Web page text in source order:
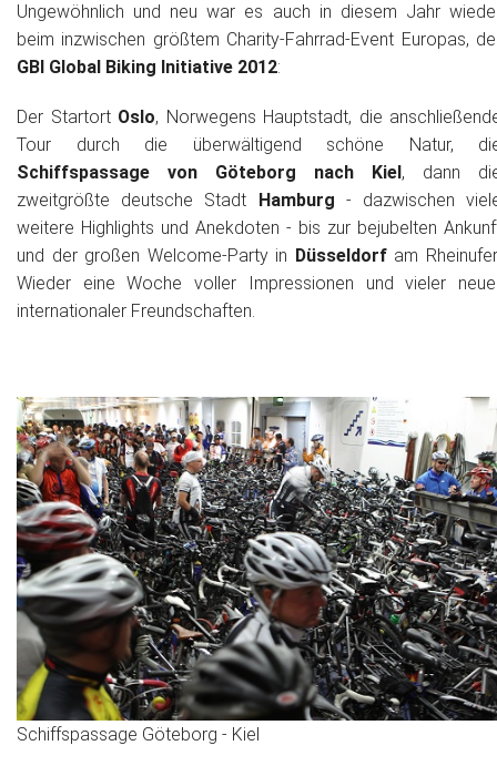
Services + Locations
Projekte + Kunden
Historie + Gegenwart
Presse + Medien
Images : ep Bildergalerien
Peter's "on-the-road" Tipps
Impressum
Ungewöhnlich und neu war es auch in diesem Jahr
beim inzwischen größtem Charity-Fahrrad-Event Europas,
GBI Global Biking Initiative 2012:
Der Startort Oslo, Norwegens Hauptstadt, die
Tour durch die überwältigend schöne Natur,
Schiffspassage von Göteborg nach Kiel, dann
zweitgrößte deutsche Stadt Hamburg - dazwischen
weitere Highlights und Anekdoten - bis zur bejubelten
und der großen Welcome-Party in Düsseldorfam
Wieder eine Woche voller Impressionen und vieler
internationaler Freundschaften.
Schiffspassage Göteborg - Kiel